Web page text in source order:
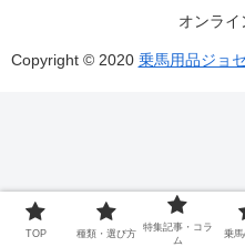
オンラ
Copyright © 2020 乗馬用品ジョ
TOP 種類・選び方
特集記事・コラ
ム
乗